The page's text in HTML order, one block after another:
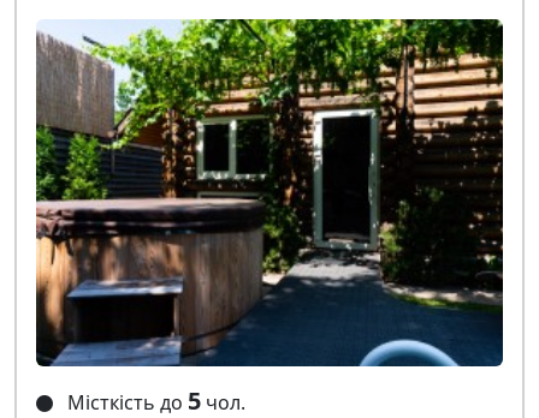
Місткість до 5 чол.